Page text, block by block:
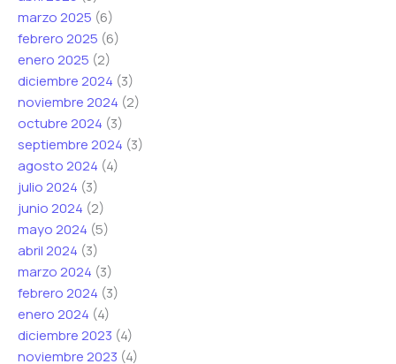
marzo 2025 (6)
febrero 2025 (6)
enero 2025 (2)
diciembre 2024 (3)
noviembre 2024 (2)
octubre 2024 (3)
septiembre 2024 (3)
agosto 2024 (4)
julio 2024 (3)
junio 2024 (2)
mayo 2024 (5)
abril 2024 (3)
marzo 2024 (3)
febrero 2024 (3)
enero 2024 (4)
diciembre 2023 (4)
noviembre 2023 (4)